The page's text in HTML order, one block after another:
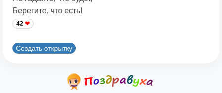
Берегите, что есть!
42
Создать открытку